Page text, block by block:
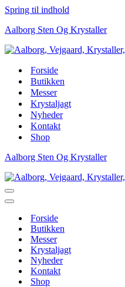
Spring til indhold
Aalborg Sten Og Krystaller
Forside
Butikken
Messer
Krystaljagt
Nyheder
Kontakt
Shop
Aalborg Sten Og Krystaller
Navigation
menu
Navigation
Forside
Butikken
Messer
Krystaljagt
Nyheder
Kontakt
Shop